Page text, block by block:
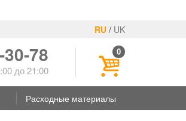
RU / UK
78
до 21:00
0
Расходные материалы